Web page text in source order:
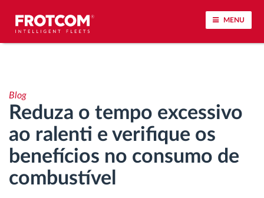
MENU
Análise do estilo de condução
Monitorização dos tempos de condução
Gestão de tarefas
Blog
Reduza o tempo excessivo
ao ralenti e verifique os
benefícios no consumo de
combustível